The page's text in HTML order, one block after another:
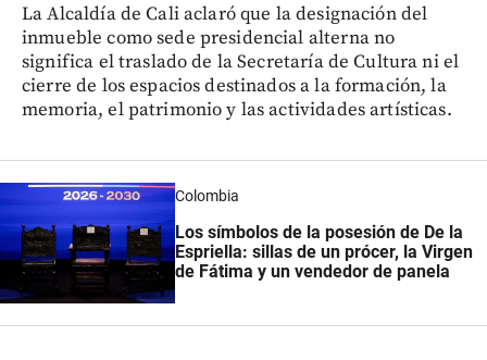
La Alcaldía de Cali aclaró que la designación del
inmueble como sede presidencial alterna no
significa el traslado de la Secretaría de Cultura ni el
cierre de los espacios destinados a la formación, la
memoria, el patrimonio y las actividades artísticas.
Colombia
Los símbolos de la posesión de De la
Espriella: sillas de un prócer, la Virgen
de Fátima y un vendedor de panela